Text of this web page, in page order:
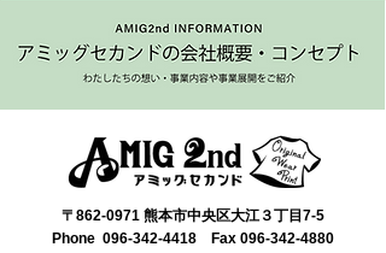
〒862-0971 熊本市中央区大江３丁目7-5
​Phone 096-342-4418 Fax 096-342-4880